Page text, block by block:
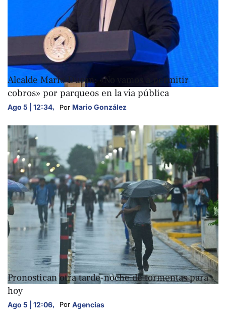
NACIONALES
Alcalde Mario Durán: «No vamos a permitir
cobros» por parqueos en la vía pública
Ago 5 | 12:34, Por Mario González
NACIONALES
Pronostican otra tarde-noche de tormentas para
hoy
Ago 5 | 12:06, Por Agencias